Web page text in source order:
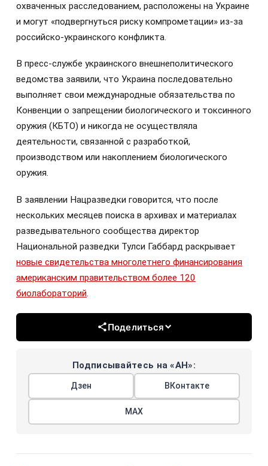
охваченных расследованием, расположены на Украине
и могут «подвергнуться риску компрометации» из-за
российско-украинского конфликта.
В пресс-службе украинского внешнеполитического
ведомства заявили, что Украина последовательно
выполняет свои международные обязательства по
Конвенции о запрещении биологического и токсинного
оружия (КБТО) и никогда не осуществляла
деятельности, связанной с разработкой,
производством или накоплением биологического
оружия.
В заявлении Нацразведки говорится, что после
нескольких месяцев поиска в архивах и материалах
разведывательного сообщества директор
Национальной разведки Тулси Габбард раскрывает
новые свидетельства многолетнего финансирования
американским правительством более 120
биолабораторий.
Поделиться
Подписывайтесь на «АН»:
Дзен ВКонтакте
МАХ